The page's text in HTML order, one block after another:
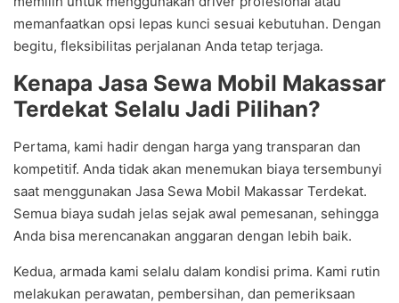
memanfaatkan opsi lepas kunci sesuai kebutuhan. Dengan
begitu, fleksibilitas perjalanan Anda tetap terjaga.
Kenapa Jasa Sewa Mobil Makassar
Terdekat Selalu Jadi Pilihan?
Pertama, kami hadir dengan harga yang transparan dan
kompetitif. Anda tidak akan menemukan biaya tersembunyi
saat menggunakan Jasa Sewa Mobil Makassar Terdekat.
Semua biaya sudah jelas sejak awal pemesanan, sehingga
Anda bisa merencanakan anggaran dengan lebih baik.
Kedua, armada kami selalu dalam kondisi prima. Kami rutin
melakukan perawatan, pembersihan, dan pemeriksaan